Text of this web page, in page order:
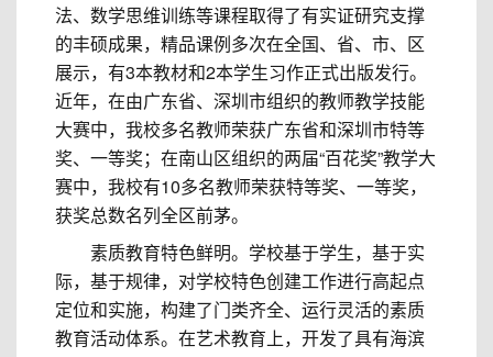
法、数学思维训练等课程取得了有实证研究支撑
的丰硕成果，精品课例多次在全国、省、市、区
展示，有3本教材和2本学生习作正式出版发行。
近年，在由广东省、深圳市组织的教师教学技能
大赛中，我校多名教师荣获广东省和深圳市特等
奖、一等奖；在南山区组织的两届“百花奖”教学大
赛中，我校有10多名教师荣获特等奖、一等奖，
获奖总数名列全区前茅。
素质教育特色鲜明。学校基于学生，基于实
际，基于规律，对学校特色创建工作进行高起点
定位和实施，构建了门类齐全、运行灵活的素质
教育活动体系。在艺术教育上，开发了具有海滨